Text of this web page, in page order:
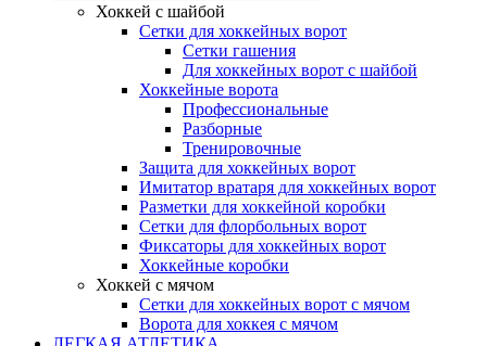
Хоккей с шайбой
Сетки для хоккейных ворот
Сетки гашения
Для хоккейных ворот с шайбой
Хоккейные ворота
Профессиональные
Разборные
Тренировочные
Защита для хоккейных ворот
Имитатор вратаря для хоккейных ворот
Разметки для хоккейной коробки
Сетки для флорбольных ворот
Фиксаторы для хоккейных ворот
Хоккейные коробки
Хоккей с мячом
Сетки для хоккейных ворот с мячом
Ворота для хоккея с мячом